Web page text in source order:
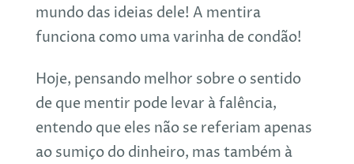
mundo das ideias dele! A mentira
funciona como uma varinha de condão!
Hoje, pensando melhor sobre o sentido
de que mentir pode levar à falência,
entendo que eles não se referiam apenas
ao sumiço do dinheiro, mas também à